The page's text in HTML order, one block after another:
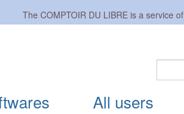
The COMPTOIR DU LIBREis a service of
All users